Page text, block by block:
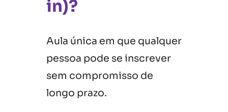
in)?
Aula única em que qualquer
pessoa pode se inscrever
sem compromisso de
longo prazo.